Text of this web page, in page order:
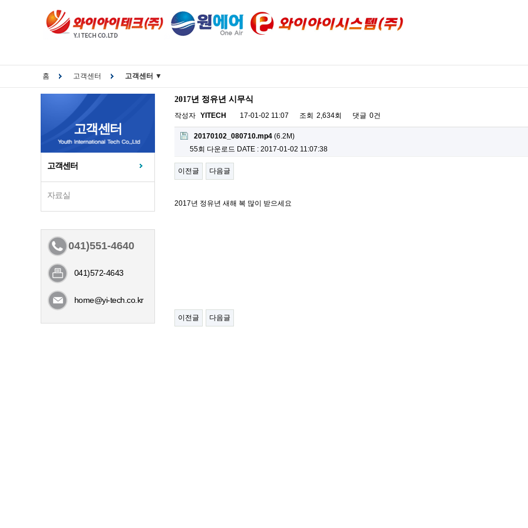
홈 고객센터 고객센터 ▼
고객센터
고객센터
자료실
041)551-4640
041)572-4643
home@yi-tech.co.kr
2017년 정유년 시무식
작성자 YITECH 17-01-02 11:07 조회 2,634회 댓글 0건
20170102_080710.mp4(6.2M)
55회 다운로드 DATE : 2017-01-02 11:07:38
이전글 다음글
2017년 정유년 새해 복 많이 받으세요
이전글 다음글